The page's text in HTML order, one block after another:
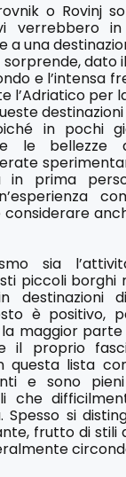
o Rovinj
verrebbero
a una
sorprende, dato
e l’intensa
l’Adriatico per
in pochi
le bellezze
in prima
considerare
sia
piccoli borghi
destinazioni
è positivo,
maggior
il proprio
questa lista
e sono
che
Spesso si
frutto di stili